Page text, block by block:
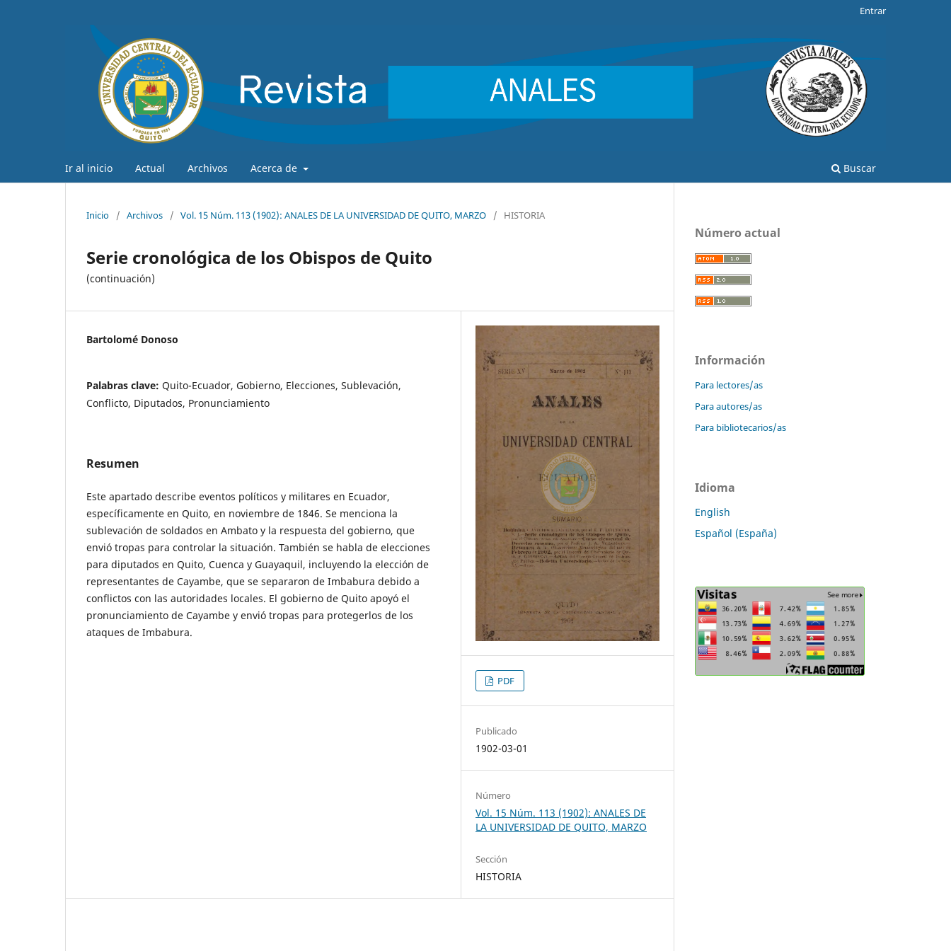
Ir al inicio Actual Archivos Acerca de Buscar
Entrar
Inicio / Archivos / Vol. 15 Núm. 113 (1902): ANALES DE LA UNIVERSIDAD DE QUITO, MARZO / HISTORIA
Serie cronológica de los Obispos de Quito
(continuación)
Bartolomé Donoso
Palabras clave: Quito-Ecuador, Gobierno, Elecciones, Sublevación,
Conflicto, Diputados, Pronunciamiento
Resumen
Este apartado describe eventos políticos y militares en Ecuador,
específicamente en Quito, en noviembre de 1846. Se menciona la
sublevación de soldados en Ambato y la respuesta del gobierno, que
envió tropas para controlar la situación. También se habla de elecciones
para diputados en Quito, Cuenca y Guayaquil, incluyendo la elección de
representantes de Cayambe, que se separaron de Imbabura debido a
conflictos con las autoridades locales. El gobierno de Quito apoyó el
pronunciamiento de Cayambe y envió tropas para protegerlos de los
ataques de Imbabura.
PDF
Publicado
1902-03-01
Número
Vol. 15 Núm. 113 (1902): ANALES DE
LA UNIVERSIDAD DE QUITO, MARZO
Sección
HISTORIA
Número actual
Información
Para lectores/as
Para autores/as
Para bibliotecarios/as
Idioma
English
Español (España)